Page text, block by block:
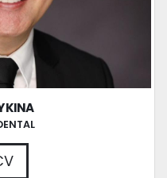
KINA